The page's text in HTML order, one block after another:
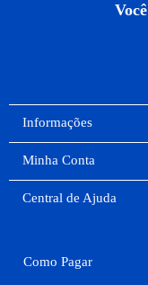
Informações
Minha Conta
Central de Ajuda
Como Pagar